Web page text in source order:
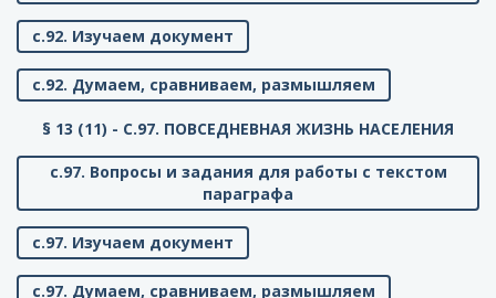
с.92. Изучаем документ
с.92. Думаем, сравниваем, размышляем
§ 13 (11) - C.97. ПОВСЕДНЕВНАЯ ЖИЗНЬ НАСЕЛЕНИЯ
с.97. Вопросы и задания для работы с текстом
параграфа
с.97. Изучаем документ
с.97. Думаем, сравниваем, размышляем